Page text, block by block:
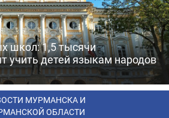
школ: 1,5 тысячи
учить детей языкам народов
МУРМАНСКА И
ОБЛАСТИ